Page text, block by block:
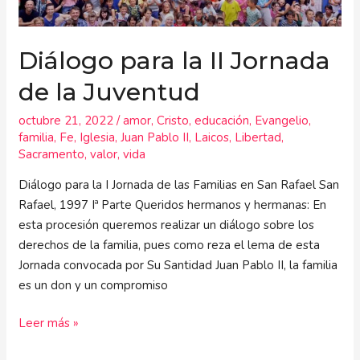
Diálogo para la II Jornada
de la Juventud
octubre 21, 2022/amor,Cristo,educación, Evangelio,
familia, Fe, Iglesia,Juan Pablo II, Laicos, Libertad,
Sacramento,valor,vida
Diálogo para la I Jornada de las Familias en San Rafael San
Rafael, 1997 Iª Parte Queridos hermanos y hermanas: En
esta procesión queremos realizar un diálogo sobre los
derechos de la familia, pues como reza el lema de esta
Jornada convocada por Su Santidad Juan Pablo II, la familia
es un don y un compromiso
Juventud
Leer más »